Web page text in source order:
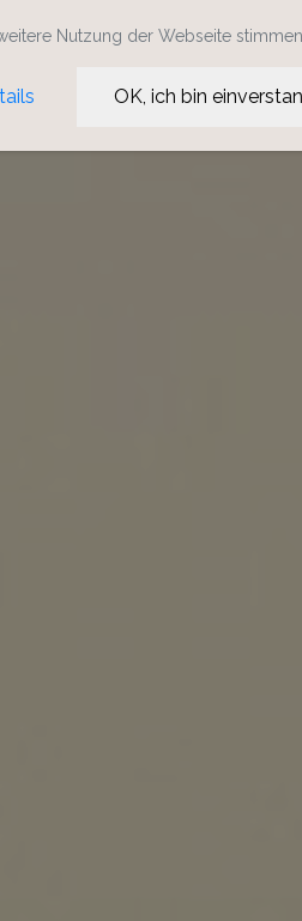
Nutzung der Webseite
OK, ich bin